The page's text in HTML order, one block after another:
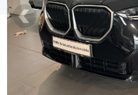
Despre Noi
Contact